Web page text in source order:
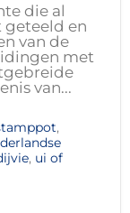
die al
en
van de
met
van...
,
, ui of